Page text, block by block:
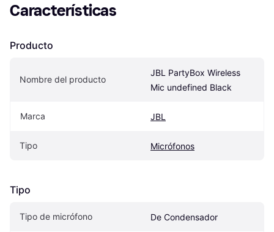
Características
Producto
Nombre del producto
JBL PartyBox Wireless
Mic undefined Black
Marca JBL
Tipo Micrófonos
Tipo
Tipo de micrófono De Condensador